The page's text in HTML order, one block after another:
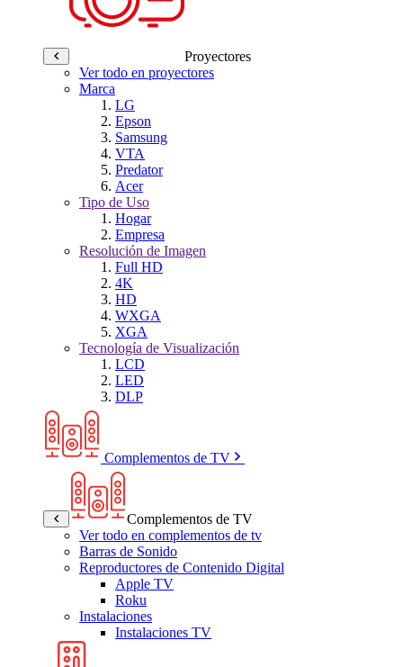
Proyectores
Ver todo en proyectores
Marca
LG
Epson
Samsung
VTA
Predator
Acer
Tipo de Uso
Hogar
Empresa
Resolución de Imagen
Full HD
4K
HD
WXGA
XGA
Tecnología de Visualización
LCD
LED
DLP
Complementos de TV
Complementos de TV
Ver todo en complementos de tv
Barras de Sonido
Reproductores de Contenido Digital
Apple TV
Roku
Instalaciones
Instalaciones TV